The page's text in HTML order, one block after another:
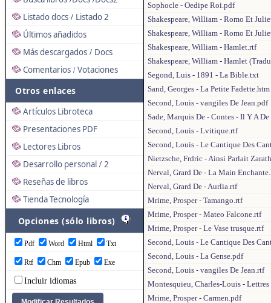
Listado docs / Listado 2
Últimos añadidos
Más descargados / Docs
Comentarios / Votaciones
Otros enlaces
Artículos Libroteca
Presentaciones PDF
Lectores Libros
Desarrollo personal / 2
Reseñas de libros
Tienda Tecnología
Opciones (sólo libros)
Pdf Word Html Txt
Rtf Chm Epub Exe
Incluir idiomas
Sophocle - Oedipe Roi.pdf
Shakespeare, William - Romo Et
Shakespeare, William - Romo Et
Shakespeare, William - Hamlet.rtf
Shakespeare, William - Hamlet
Segond, Luis - 1891 - La Bible.txt
Sand, Georges - La Petite Fadette.htm
Second, Louis - vangiles De Jean.pdf
Sade, Marquis De - Contes - Il Y A
Second, Louis - Lvitique.rtf
Second, Louis - Le Cantique Des
Nietzsche, Frdric - Ainsi Parlait
Nerval, Grard De - La Main
Nerval, Grard De - Aurlia.rtf
Mrime, Prosper - Tamango.rtf
Mrime, Prosper - Mateo Falcone.rtf
Mrime, Prosper - Le Vase trusque.rtf
Second, Louis - Le Cantique Des
Second, Louis - La Gense.pdf
Second, Louis - vangiles De Jean.rtf
Montesquieu, Charles-Louis - Lettres
Mrime, Prosper - Carmen.pdf